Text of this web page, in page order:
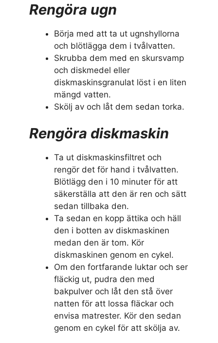
Rengöra ugn
Börja med att ta ut ugnshyllorna
och blötlägga dem i tvålvatten.
Skrubba dem med en skursvamp
och diskmedel eller
diskmaskinsgranulat löst i en liten
mängd vatten.
Skölj av och låt dem sedan torka.
Rengöra diskmaskin
Ta ut diskmaskinsfiltret och
rengör det för hand i tvålvatten.
Blötlägg den i 10 minuter för att
säkerställa att den är ren och sätt
sedan tillbaka den.
Ta sedan en kopp ättika och häll
den i botten av diskmaskinen
medan den är tom. Kör
diskmaskinen genom en cykel.
Om den fortfarande luktar och ser
fläckig ut, pudra den med
bakpulver och låt den stå över
natten för att lossa fläckar och
envisa matrester. Kör den sedan
genom en cykel för att skölja av.